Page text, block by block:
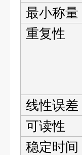
最小称量
重复性
线性误差
可读性
稳定时间